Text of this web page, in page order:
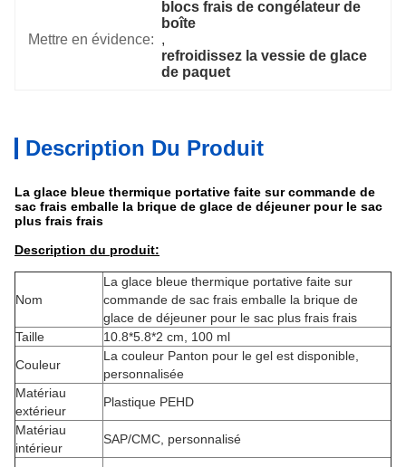
Mettre en évidence:
blocs frais de congélateur de
boîte
,
refroidissez la vessie de glace
de paquet
Description Du Produit
La glace bleue thermique portative faite sur commande de
sac frais emballe la brique de glace de déjeuner pour le sac
plus frais frais
Description du produit:
Nom
La glace bleue thermique portative faite sur
commande de sac frais emballe la brique de
glace de déjeuner pour le sac plus frais frais
Taille
10.8*5.8*2 cm, 100 ml
Couleur
La couleur Panton pour le gel est disponible,
personnalisée
Matériau
extérieur
Plastique PEHD
Matériau
intérieur
SAP/CMC, personnalisé